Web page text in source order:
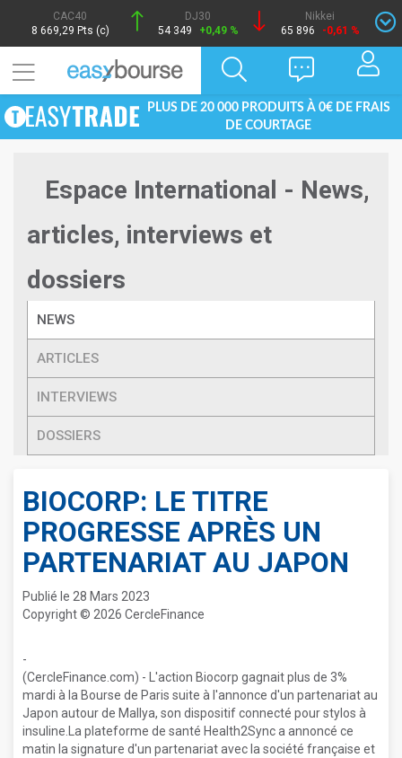
CAC40
8 669,29 Pts (c)
DJ30
54 349
+0,49 %
Nikkei
65 896
-0,61 %
PLUS DE 20 000 PRODUITS À 0€ DE FRAIS
DE COURTAGE
Espace International - News,
articles, interviews et
dossiers
NEWS
ARTICLES
INTERVIEWS
DOSSIERS
BIOCORP: LE TITRE
PROGRESSE APRÈS UN
PARTENARIAT AU JAPON
Publié le 28 Mars 2023
Copyright © 2026 CercleFinance
-
(CercleFinance.com) - L'action Biocorp gagnait plus de 3%
mardi à la Bourse de Paris suite à l'annonce d'un partenariat au
Japon autour de Mallya, son dispositif connecté pour stylos à
insuline.La plateforme de santé Health2Sync a annoncé ce
matin la signature d'un partenariat avec la société française et